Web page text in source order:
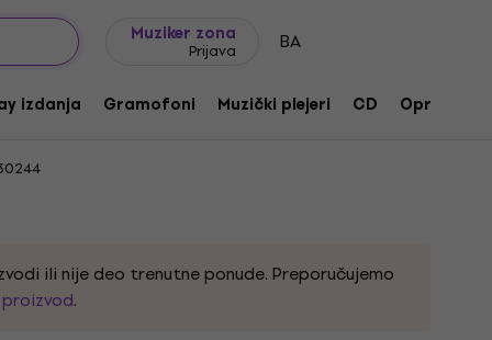
Muziker zona
Prijava BA
izdanja Gramofoni Muzički plejeri CD Oprema
ili nije deo trenutne ponude. Preporučujemo
.